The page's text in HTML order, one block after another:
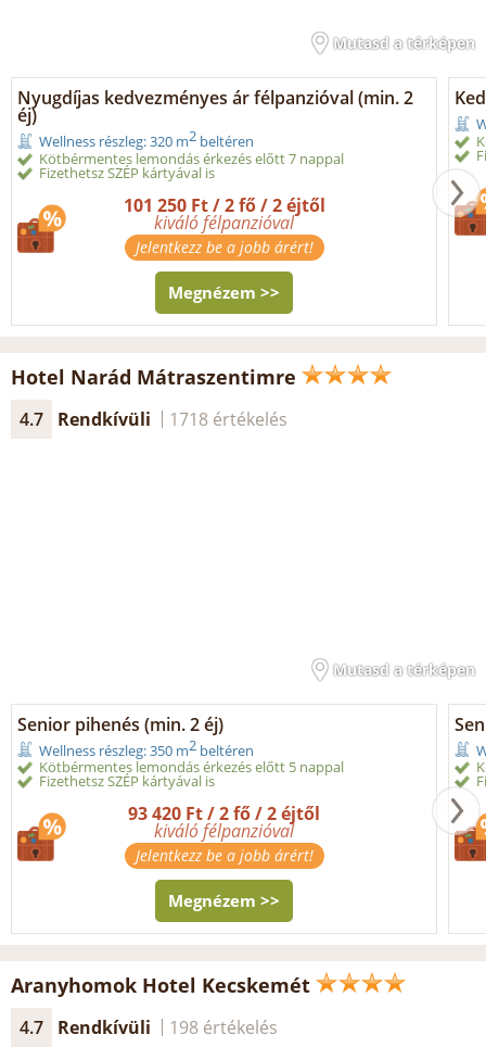
Mutasd a térképen
Nyugdíjas kedvezményes ár félpanzióval (min. 2
éj)
Wellness részleg: 320 m2 beltéren
Kötbérmentes lemondás érkezés előtt 7 nappal
Fizethetsz SZÉP kártyával is
101 250 Ft / 2 fő / 2 éjtől
kiváló félpanzióval
Jelentkezz be a jobb árért!
Megnézem >>
Hotel Narád Mátraszentimre
4.7 Rendkívüli 1718 értékelés
Mutasd a térképen
Senior pihenés (min. 2 éj)
Wellness részleg: 350 m2 beltéren
Kötbérmentes lemondás érkezés előtt 5 nappal
Fizethetsz SZÉP kártyával is
93 420 Ft / 2 fő / 2 éjtől
kiváló félpanzióval
Jelentkezz be a jobb árért!
Megnézem >>
Aranyhomok Hotel Kecskemét
4.7 Rendkívüli 198 értékelés